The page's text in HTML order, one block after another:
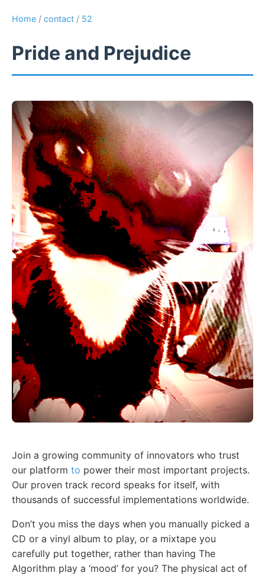
Home / contact / 52
Pride and Prejudice
Join a growing community of innovators who trust
our platform to power their most important projects.
Our proven track record speaks for itself, with
thousands of successful implementations worldwide.
Don’t you miss the days when you manually picked a
CD or a vinyl album to play, or a mixtape you
carefully put together, rather than having The
Algorithm play a ‘mood’ for you? The physical act of